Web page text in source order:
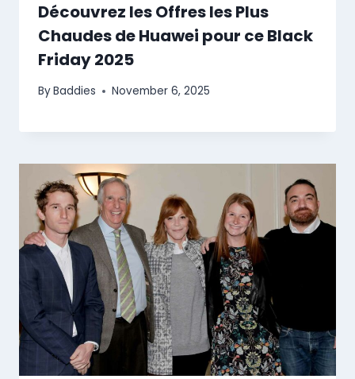
Découvrez les Offres les Plus
Chaudes de Huawei pour ce Black
Friday 2025
ByBaddies November 6, 2025